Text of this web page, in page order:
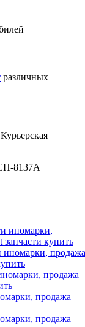
различных
8137A